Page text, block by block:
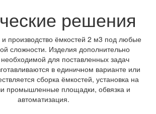
решения
и производство ёмкостей 2 м3 под любые
сложности. Изделия дополнительно
для поставленных задач
в единичном варианте или
сборка ёмкостей, установка на
промышленные площадки, обвязка и
автоматизация.